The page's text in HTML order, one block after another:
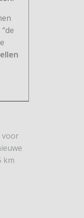
voor
km